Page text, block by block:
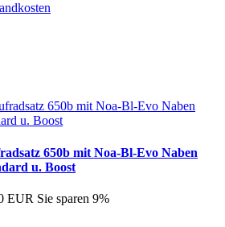
650b mit Noa-Bl-Evo Naben
u. Boost
EUR Sie sparen 9%